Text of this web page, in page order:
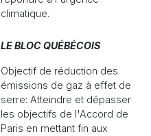
climatique.
LE BLOC QUÉBÉCOIS
Objectif de réduction des
émissions de gaz à effet de
serre: Atteindre et dépasser
les objectifs de l'Accord de
Paris en mettant fin aux